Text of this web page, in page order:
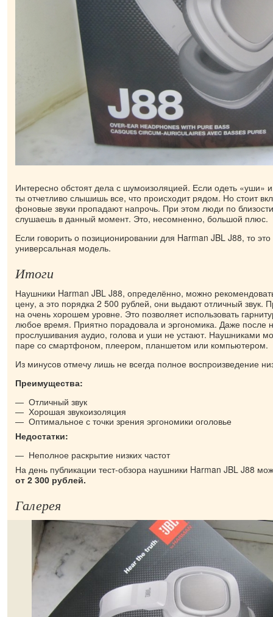
Интересно обстоят дела с шумоизоляцией. Если одеть «уши»
ты отчетливо слышишь все, что происходит рядом. Но стоит
фоновые звуки пропадают напрочь. При этом люди по
слушаешь в данный момент. Это, несомненно, большой плюс.
Если говорить о позиционировании для Harman JBL J88, то
универсальная модель.
Итоги
Наушники Harman JBL J88, определённо, можно
цену, а это порядка 2 500 рублей, они выдают отличный звук.
на очень хорошем уровне. Это позволяет использовать
любое время. Приятно порадовала и эргономика. Даже после
прослушивания аудио, голова и уши не устают. Наушниками
паре со смартфоном, плеером, планшетом или компьютером.
Из минусов отмечу лишь не всегда полное воспроизведение
Преимущества:
Отличный звук
Хорошая звукоизоляция
Оптимальное с точки зрения эргономики оголовье
Недостатки:
Неполное раскрытие низких частот
На день публикации тест-обзора наушники Harman JBL J88
от 2 300 рублей.
Галерея